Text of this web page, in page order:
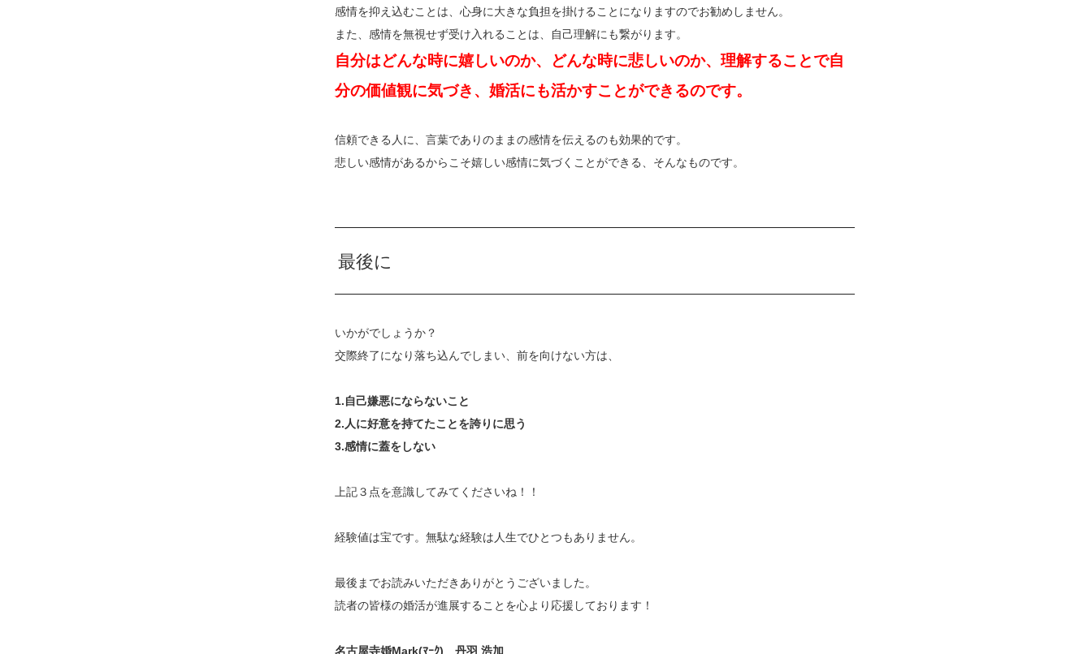
感情を抑え込むことは、心身に大きな負担を掛けることになりますのでお勧めしません。
また、感情を無視せず受け入れることは、自己理解にも繋がります。
自分はどんな時に嬉しいのか、どんな時に悲しいのか、理解することで自
分の価値観に気づき、婚活にも活かすことができるのです。
信頼できる人に、言葉でありのままの感情を伝えるのも効果的です。
悲しい感情があるからこそ嬉しい感情に気づくことができる、そんなものです。
最後に
いかがでしょうか？
交際終了になり落ち込んでしまい、前を向けない方は、
1.自己嫌悪にならないこと
2.人に好意を持てたことを誇りに思う
3.感情に蓋をしない
上記３点を意識してみてくださいね！！
経験値は宝です。無駄な経験は人生でひとつもありません。
最後までお読みいただきありがとうございました。
読者の皆様の婚活が進展することを心より応援しております！
名古屋寺婚Mark(ﾏｰｸ) 丹羽 浩加